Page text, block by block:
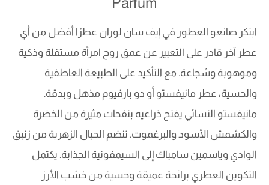
ابتكر صانعو العطور في إيف سان لوران عطرًا أفضل من أي
عطر آخر قادر على التعبير عن عمق روح امرأة مستقلة وذكية
وموهوبة وشجاعة. مع التأكيد على الطبيعة العاطفية
والحسية، عطر مانيفستو أو دو بارفيوم مذهل وبدقة.
مانيفستو النسائي يفتح ذراعيه بنفحات مثيرة من الخضرة
والكشمش الأسود والبرغموت. تنضم الحبال الزهرية من زنبق
الوادي وياسمين سامباك إلى السيمفونية الجذابة. يكتمل
التكوين العطري برائحة عميقة وحسية من خشب الأرز